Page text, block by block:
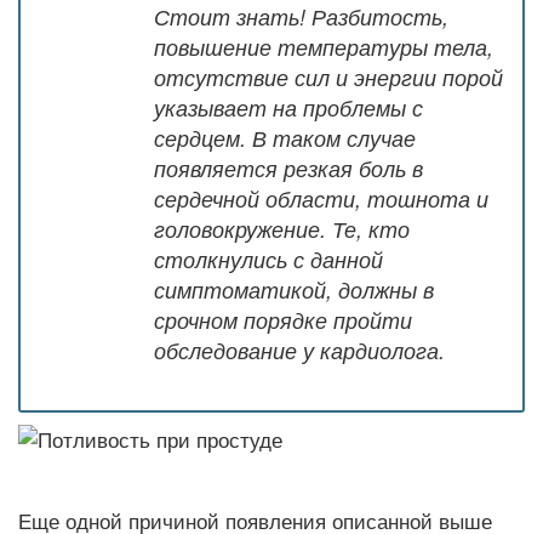
Стоит знать! Разбитость,
повышение температуры тела,
отсутствие сил и энергии порой
указывает на проблемы с
сердцем. В таком случае
появляется резкая боль в
сердечной области, тошнота и
головокружение. Те, кто
столкнулись с данной
симптоматикой, должны в
срочном порядке пройти
обследование у кардиолога.
Еще одной причиной появления описанной выше